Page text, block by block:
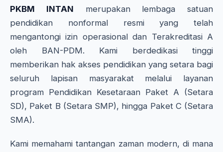
PKBM INTAN merupakan lembaga satuan
pendidikan nonformal resmi yang telah
mengantongi izin operasional dan Terakreditasi A
oleh BAN-PDM. Kami berdedikasi tinggi
memberikan hak akses pendidikan yang setara bagi
seluruh lapisan masyarakat melalui layanan
program Pendidikan Kesetaraan Paket A (Setara
SD), Paket B (Setara SMP), hingga Paket C (Setara
SMA).
Kami memahami tantangan zaman modern, di mana